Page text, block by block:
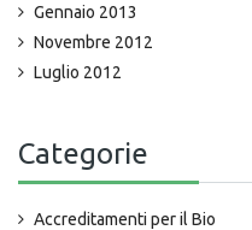
Gennaio 2013
Novembre 2012
Luglio 2012
Categorie
Accreditamenti per il Bio